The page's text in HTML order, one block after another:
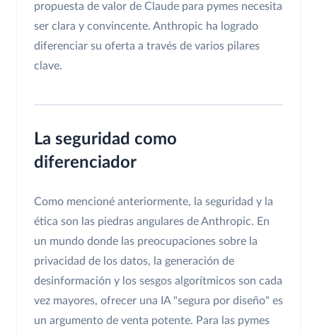
propuesta de valor de Claude para pymes necesita
ser clara y convincente. Anthropic ha logrado
diferenciar su oferta a través de varios pilares
clave.
La seguridad como
diferenciador
Como mencioné anteriormente, la seguridad y la
ética son las piedras angulares de Anthropic. En
un mundo donde las preocupaciones sobre la
privacidad de los datos, la generación de
desinformación y los sesgos algorítmicos son cada
vez mayores, ofrecer una IA "segura por diseño" es
un argumento de venta potente. Para las pymes